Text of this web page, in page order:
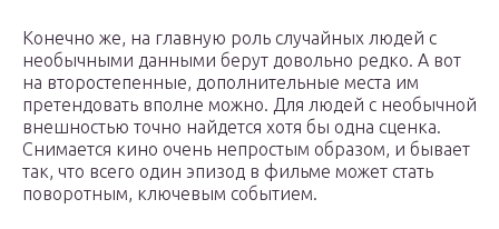
Конечно же, на главную роль случайных людей с
необычными данными берут довольно редко. А вот
на второстепенные, дополнительные места им
претендовать вполне можно. Для людей с необычной
внешностью точно найдется хотя бы одна сценка.
Снимается кино очень непростым образом, и бывает
так, что всего один эпизод в фильме может стать
поворотным, ключевым событием.